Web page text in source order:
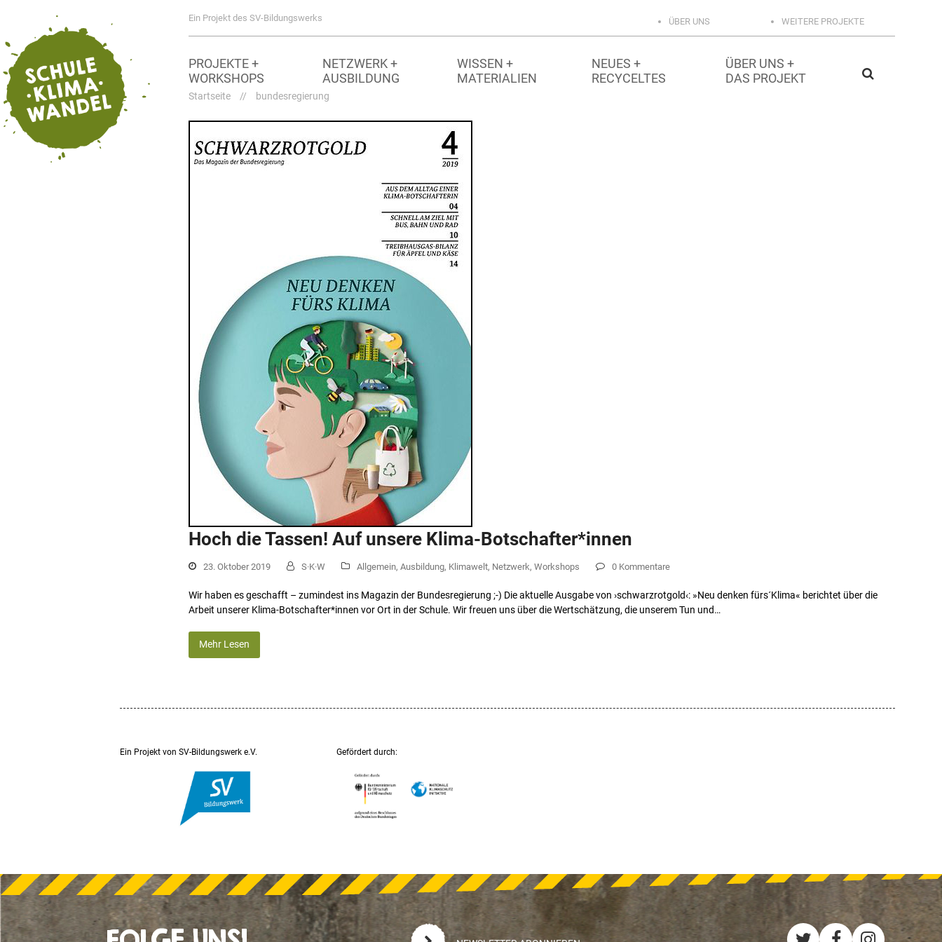
Ein Projekt des SV-Bildungswerks WEITERE PROJEKTE
ÜBER UNS
PROJEKTE +
WORKSHOPS
NETZWERK +
AUSBILDUNG
WISSEN +
MATERIALIEN
NEUES +
RECYCELTES
ÜBER UNS +
DAS PROJEKT
Startseite // bundesregierung
Hoch die Tassen! Auf unsere Klima-Botschafter*innen
23. Oktober 2019 S·K·W Allgemein, Ausbildung, Klimawelt, Netzwerk, Workshops 0 Kommentare
Wir haben es geschafft – zumindest ins Magazin der Bundesregierung ;-) Die aktuelle Ausgabe von ›schwarzrotgold‹: »Neu denken fürs´Klima« berichtet über die
Arbeit unserer Klima-Botschafter*innen vor Ort in der Schule. Wir freuen uns über die Wertschätzung, die unserem Tun und…
Mehr Lesen
Ein Projekt von SV-Bildungswerk e.V. Gefördert durch: